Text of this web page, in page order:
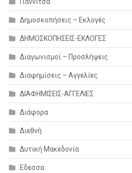
Δημοσκοπήσεις – Εκλογές
ΔΗΜΟΣΚΟΠΗΣΕΙΣ-ΕΚΛΟΓΕΣ
Διαγωνισμοί – Προσλήψεις
Διαφημίσεις – Αγγελίες
ΔΙΑΦΗΜΙΣΕΙΣ-ΑΓΓΕΛΙΕΣ
Διάφορα
Διεθνή
Δυτική Μακεδονία
Εδεσσα